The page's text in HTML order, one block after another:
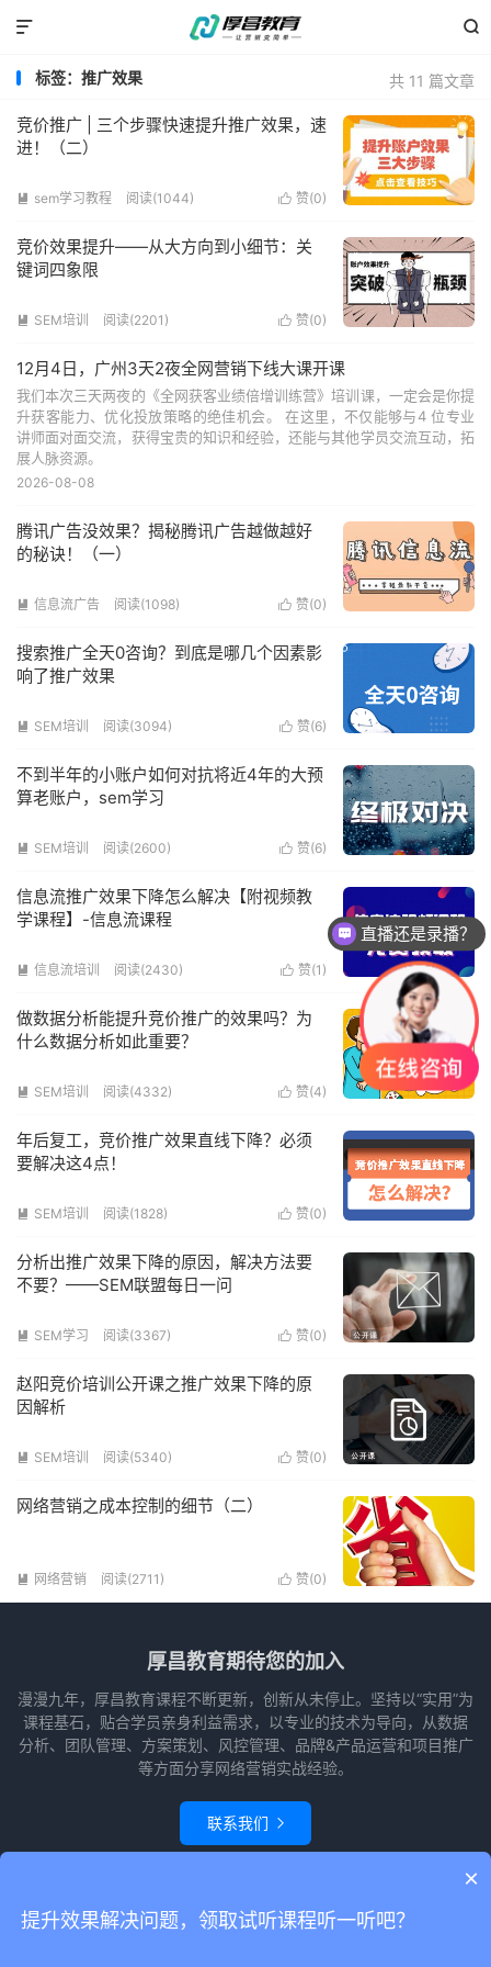


共 11 篇文章
标签：推广效果
竞价推广 | 三个步骤快速提升推广效果，速
进！（二）
 赞(0)
 sem学习教程 阅读(1044)
竞价效果提升——从大方向到小细节：关
键词四象限
 赞(0)
 SEM培训 阅读(2201)
12月4日，广州3天2夜全网营销下线大课开课
我们本次三天两夜的《全网获客业绩倍增训练营》培训课，一定会是你提
升获客能力、优化投放策略的绝佳机会。 在这里，不仅能够与4 位专业
讲师面对面交流，获得宝贵的知识和经验，还能与其他学员交流互动，拓
展人脉资源。
2026-08-08
腾讯广告没效果？揭秘腾讯广告越做越好
的秘诀！（一）
 赞(0)
 信息流广告 阅读(1098)
搜索推广全天0咨询？到底是哪几个因素影
响了推广效果
 赞(6)
 SEM培训 阅读(3094)
不到半年的小账户如何对抗将近4年的大预
算老账户，sem学习
 赞(6)
 SEM培训 阅读(2600)
信息流推广效果下降怎么解决【附视频教
学课程】-信息流课程
 赞(1 )
 信息流培训 阅读(2430)
做数据分析能提升竞价推广的效果吗？为
什么数据分析如此重要？
 赞(4)
 SEM培训 阅读(4332)
年后复工，竞价推广效果直线下降？必须
要解决这4点！
 赞(0)
 SEM培训 阅读(1828)
分析出推广效果下降的原因，解决方法要
不要？——SEM联盟每日一问
 赞(0)
 SEM学习 阅读(3367)
赵阳竞价培训公开课之推广效果下降的原
因解析
 赞(0)
 SEM培训 阅读(5340)
网络营销之成本控制的细节（二）
 赞(0)
 网络营销 阅读(2711)
厚昌教育期待您的加入
漫漫九年，厚昌教育课程不断更新，创新从未停止。坚持以“实用”为
课程基石，贴合学员亲身利益需求，以专业的技术为导向，从数据
分析、团队管理、方案策划、风控管理、品牌&产品运营和项目推广
等方面分享网络营销实战经验。
联系我们 
© 2010-2026赵阳竞价培训-厚昌教育本站主题由themebetter
地图
直播还是录播？
×
提升效果解决问题，领取试听课程听一听吧？